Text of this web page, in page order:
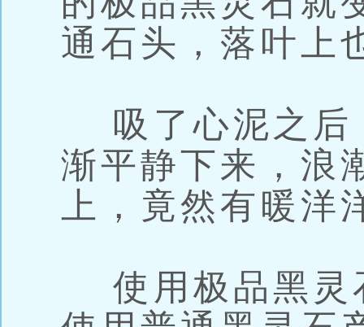
通石头，落叶上
吸了心泥之后
渐平静下来，浪
上，竟然有暖洋
使用极品黑灵